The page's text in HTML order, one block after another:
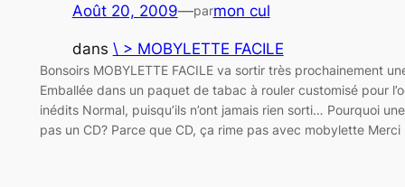
Août 20, 2009—parmon cul
dans \ > MOBYLETTE FACILE
Bonsoirs MOBYLETTE FACILE va sortir très prochainement
Emballée dans un paquet de tabac à rouler customisé pour
inédits Normal, puisqu’ils n’ont jamais rien sorti… Pourquoi
pas un CD? Parce que CD, ça rime pas avec mobylette Merci